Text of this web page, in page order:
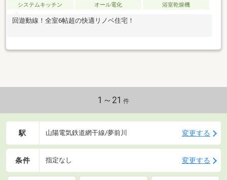
システムキッチン
オール電化 浴室乾燥機
回遊動線！全室6帖超の快適リノベ住宅！
1～21 件
駅 山陽電気鉄道網干線/夢前川 変更する
条件 指定なし 変更する